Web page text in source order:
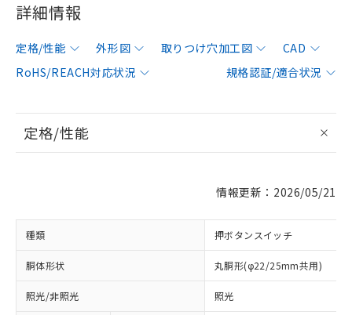
詳細情報
定格/性能 外形図 取りつけ穴加工図
CAD
RoHS/REACH対応状況
規格認証/適合状況
定格/性能
情報更新：2026/05/21
種類 押ボタンスイッチ
胴体形状 丸胴形(φ22/25mm共用)
照光/非照光 照光